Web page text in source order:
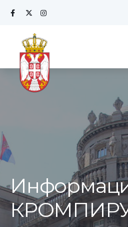
Skip
content
КРОМПИРУ
Search